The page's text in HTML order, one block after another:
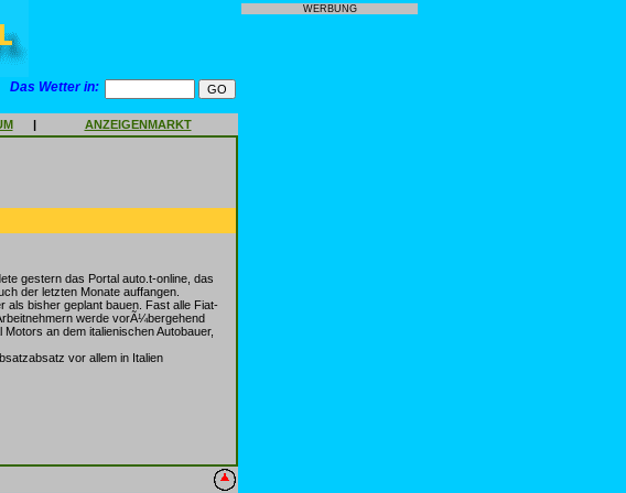
Das Wetter in:
| ANZEIGENMARKT
gestern das Portal auto.t-online, das
der letzten Monate auffangen.
als bisher geplant bauen. Fast alle Fiat-
werde vorÃ¼bergehend
an dem italienischen Autobauer,
vor allem in Italien
WERBUNG